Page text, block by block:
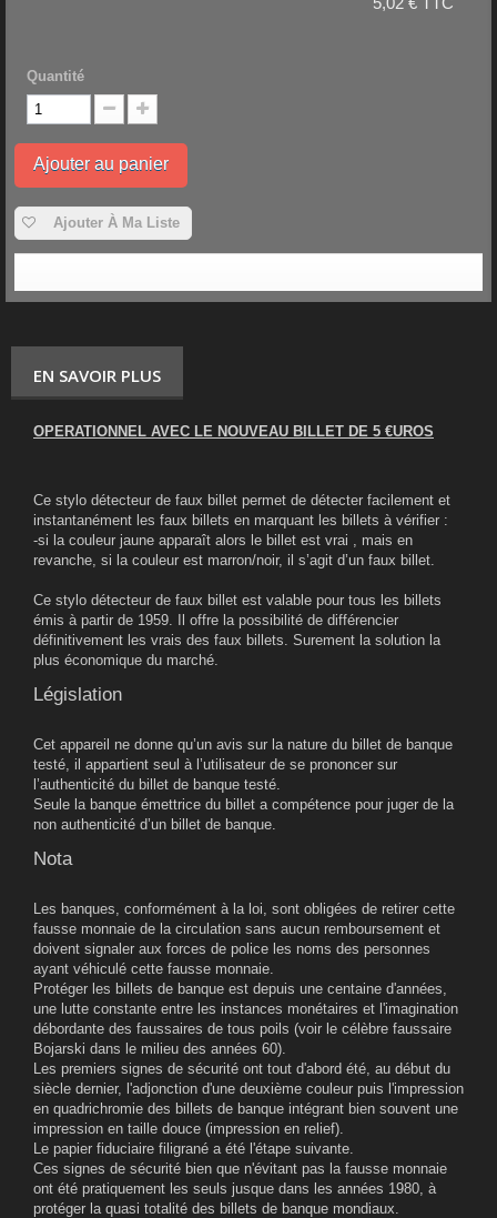
Quantité
Ajouter au panier
Ajouter À Ma Liste
EN SAVOIR PLUS
OPERATIONNEL AVEC LE NOUVEAU BILLET DE 5 €UROS
Ce stylo détecteur de faux billet permet de détecter facilement et
instantanément les faux billets en marquant les billets à vérifier :
-si la couleur jaune apparaît alors le billet est vrai , mais en
revanche, si la couleur est marron/noir, il s’agit d’un faux billet.
Ce stylo détecteur de faux billet est valable pour tous les billets
émis à partir de 1959. Il offre la possibilité de différencier
définitivement les vrais des faux billets. Surement la solution la
plus économique du marché.
Législation
Cet appareil ne donne qu’un avis sur la nature du billet de banque
testé, il appartient seul à l’utilisateur de se prononcer sur
l’authenticité du billet de banque testé.
Seule la banque émettrice du billet a compétence pour juger de la
non authenticité d’un billet de banque.
Nota
Les banques, conformément à la loi, sont obligées de retirer cette
fausse monnaie de la circulation sans aucun remboursement et
doivent signaler aux forces de police les noms des personnes
ayant véhiculé cette fausse monnaie.
Protéger les billets de banque est depuis une centaine d'années,
une lutte constante entre les instances monétaires et l'imagination
débordante des faussaires de tous poils (voir le célèbre faussaire
Bojarski dans le milieu des années 60).
Les premiers signes de sécurité ont tout d'abord été, au début du
siècle dernier, l'adjonction d'une deuxième couleur puis l'impression
en quadrichromie des billets de banque intégrant bien souvent une
impression en taille douce (impression en relief).
Le papier fiduciaire filigrané a été l'étape suivante.
Ces signes de sécurité bien que n'évitant pas la fausse monnaie
ont été pratiquement les seuls jusque dans les années 1980, à
protéger la quasi totalité des billets de banque mondiaux.